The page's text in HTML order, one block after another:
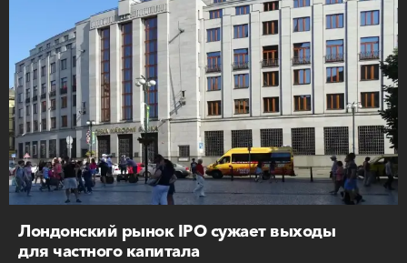
Лондонский рынок IPO сужает выходы
для частного капитала